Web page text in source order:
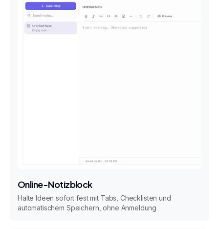
Online-Notizblock
Halte Ideen sofort fest mit Tabs, Checklisten und
automatischem Speichern, ohne Anmeldung